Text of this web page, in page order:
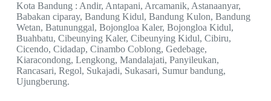
Kota Bandung : Andir, Antapani, Arcamanik, Astanaanyar,
Babakan ciparay, Bandung Kidul, Bandung Kulon, Bandung
Wetan, Batununggal, Bojongloa Kaler, Bojongloa Kidul,
Buahbatu, Cibeunying Kaler, Cibeunying Kidul, Cibiru,
Cicendo, Cidadap, Cinambo Coblong, Gedebage,
Kiaracondong, Lengkong, Mandalajati, Panyileukan,
Rancasari, Regol, Sukajadi, Sukasari, Sumur bandung,
Ujungberung.